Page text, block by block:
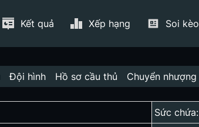
Kết quả Xếp hạng Soi kèo
Đội hình Hồ sơ cầu thủ Chuyển nhượng
Sức chứa: